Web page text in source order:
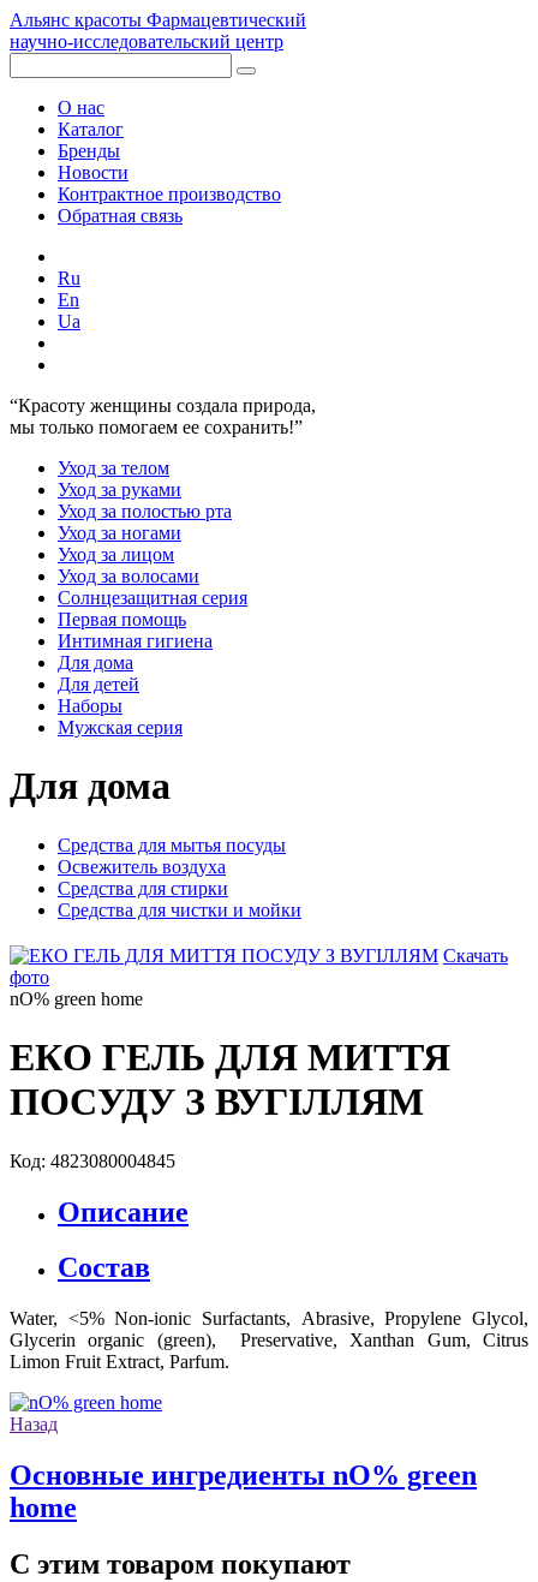
Альянс красоты Фармацевтический
научно-исследовательский центр
О нас
Каталог
Бренды
Новости
Контрактное производство
Обратная связь
Ru
En
Ua
“Красоту женщины создала природа,
мы только помогаем ее сохранить!”
Уход за телом
Уход за руками
Уход за полостью рта
Уход за ногами
Уход за лицом
Уход за волосами
Солнцезащитная серия
Первая помощь
Интимная гигиена
Для дома
Для детей
Наборы
Мужская серия
Для дома
Средства для мытья посуды
Освежитель воздуха
Средства для стирки
Средства для чистки и мойки
Скачать
фото
nO% green home
EКO ГЕЛЬ ДЛЯ МИТТЯ
ПОСУДУ З ВУГІЛЛЯМ
Код: 4823080004845
Описание
Состав
Water, <5% Non-ionic Surfactants, Аbrasive, Propylene Glycol,
Glycerin organic (green), Preservative, Xanthan Gum, Citrus
Limon Fruit Extract, Parfum.
Назад
Основные ингредиенты nO% green
home
С этим товаром покупают